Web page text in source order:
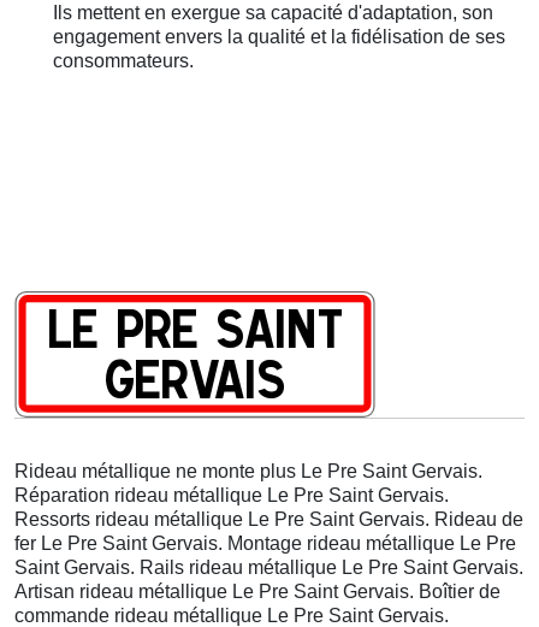
Ils mettent en exergue sa capacité d'adaptation, son
engagement envers la qualité et la fidélisation de ses
consommateurs.
Rideau métallique ne monte plus Le Pre Saint Gervais.
Réparation rideau métallique Le Pre Saint Gervais.
Ressorts rideau métallique Le Pre Saint Gervais. Rideau de
fer Le Pre Saint Gervais. Montage rideau métallique Le Pre
Saint Gervais. Rails rideau métallique Le Pre Saint Gervais.
Artisan rideau métallique Le Pre Saint Gervais. Boîtier de
commande rideau métallique Le Pre Saint Gervais.